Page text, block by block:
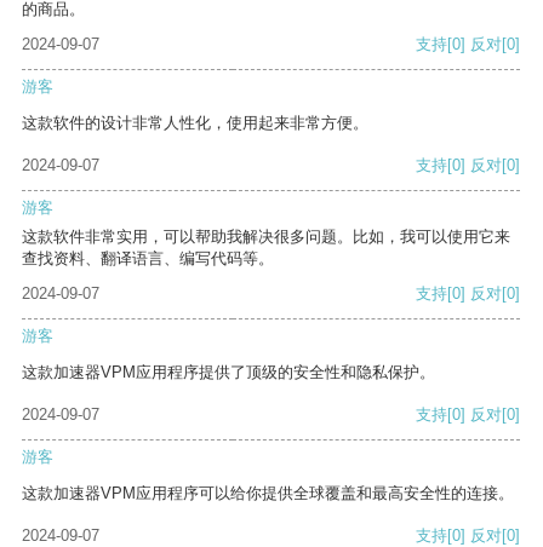
的商品。
2024-09-07
支持[0] 反对[0]
游客
这款软件的设计非常人性化，使用起来非常方便。
2024-09-07 支持[0] 反对[0]
游客
这款软件非常实用，可以帮助我解决很多问题。比如，我可以使用它来
查找资料、翻译语言、编写代码等。
2024-09-07
支持[0] 反对[0]
游客
这款加速器VPM应用程序提供了顶级的安全性和隐私保护。
2024-09-07 支持[0] 反对[0]
游客
这款加速器VPM应用程序可以给你提供全球覆盖和最高安全性的连接。
2024-09-07 支持[0] 反对[0]